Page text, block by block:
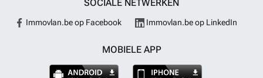
SOCIALE NETWERKEN
Immovlan.be op Facebook Immovlan.be op LinkedIn
MOBIELE APP